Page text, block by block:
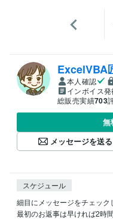
ExcelVBA
本人確認
インボイス
総販売実績703
無
メッセージを送る
スケジュール
細目にメッセージをチェック
最初のお返事は早ければ2時